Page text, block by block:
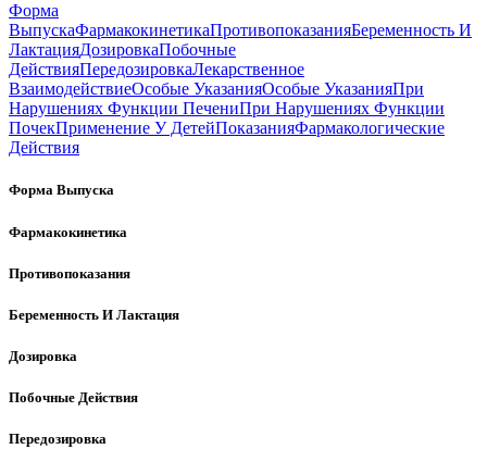
Форма
ВыпускаФармакокинетикаПротивопоказанияБеременность И
ЛактацияДозировкаПобочные
ДействияПередозировкаЛекарственное
ВзаимодействиеОсобые УказанияОсобые УказанияПри
Нарушениях Функции ПечениПри Нарушениях Функции
ПочекПрименение У ДетейПоказанияФармакологические
Действия
Форма Выпуска
Фармакокинетика
Противопоказания
Беременность И Лактация
Дозировка
Побочные Действия
Передозировка